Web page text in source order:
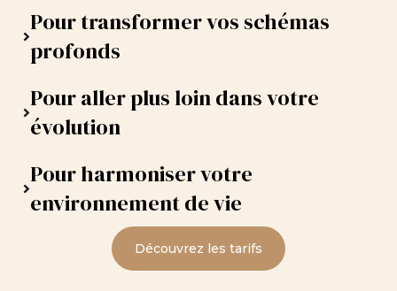
Pour transformer vos schémas
profonds
Pour aller plus loin dans votre
évolution
Pour harmoniser votre
environnement de vie
Découvrez les tarifs